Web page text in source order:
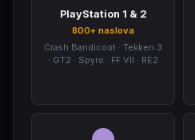
PlayStation 1 & 2
800+ naslova
Crash Bandicoot · Tekken 3
· GT2 · Spyro · FF VII · RE2